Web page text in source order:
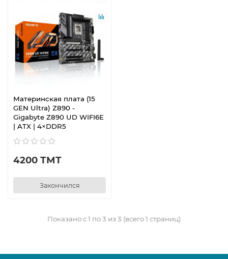
Материнская плата (15
GEN Ultra) Z890 -
Gigabyte Z890 UD WIFI6E
| ATX | 4×DDR5
4200 ТМТ
Закончился
Показано с 1 по 3 из 3 (всего 1 страниц)